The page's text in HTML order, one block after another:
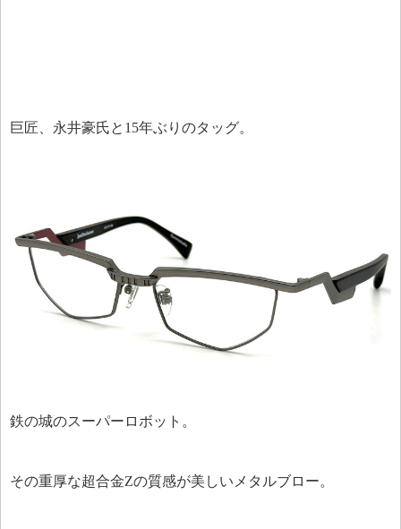
巨匠、永井豪氏と15年ぶりのタッグ。
鉄の城のスーパーロボット。
その重厚な超合金Zの質感が美しいメタルブロー。